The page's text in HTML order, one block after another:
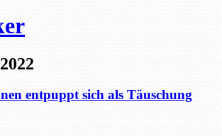
entpuppt sich als Täuschung